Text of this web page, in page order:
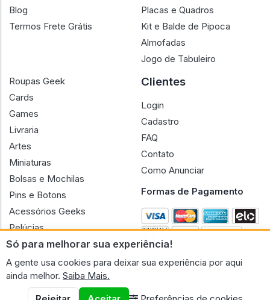
Só para melhorar sua experiência!
A gente usa cookies para deixar sua experiência por aqui
ainda melhor. Saiba Mais.
Blog
Termos Frete Grátis
Placas e Quadros
Kit e Balde de Pipoca
Almofadas
Jogo de Tabuleiro
Roupas Geek
Cards
Games
Livraria
Artes
Miniaturas
Bolsas e Mochilas
Pins e Botons
Acessórios Geeks
Pelúcias
Bonecas
Clientes
Login
Cadastro
FAQ
Contato
Como Anunciar
Formas de Pagamento